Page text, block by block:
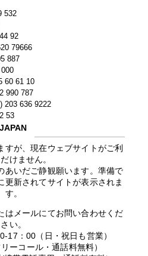
532
92
79666
887
60 61 10
990 787
203 636 9222
53
JAPAN
すが、現在ウェブサイトがご利
けません。
あいだご静観願います。準備で
更新されてサイトが表示されま
す。
はメールにてお問い合わせくだ
さい。
17：00（日・祝日も営業）
ーコール・通話料無料）